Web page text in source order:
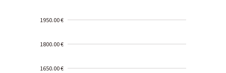
1950.00 €
1800.00 €
1650.00 €